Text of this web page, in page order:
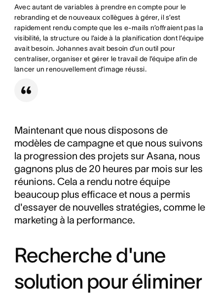
Avec autant de variables à prendre en compte pour le
rebranding et de nouveaux collègues à gérer, il s’est
rapidement rendu compte que les e-mails n’offraient pas la
visibilité, la structure ou l’aide à la planification dont l’équipe
avait besoin. Johannes avait besoin d’un outil pour
centraliser, organiser et gérer le travail de l’équipe afin de
lancer un renouvellement d’image réussi.
Maintenant que nous disposons de
modèles de campagne et que nous suivons
la progression des projets sur Asana, nous
gagnons plus de 20 heures par mois sur les
réunions. Cela a rendu notre équipe
beaucoup plus efficace et nous a permis
d'essayer de nouvelles stratégies, comme le
marketing à la performance.
Recherche d'une
solution pour éliminer